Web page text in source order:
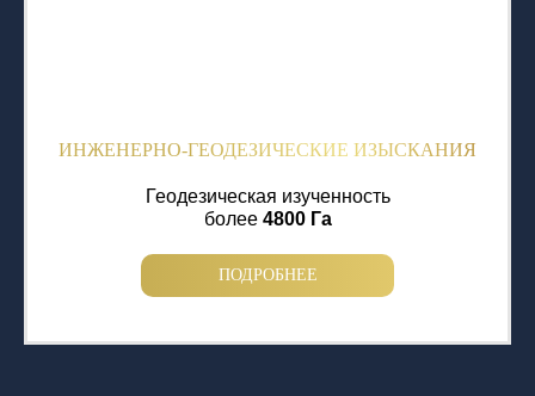
ИНЖЕНЕРНО-ГЕОДЕЗИЧЕСКИЕ ИЗЫСКАНИЯ
Геодезическая изученность
более 4800 Га
ПОДРОБНЕЕ